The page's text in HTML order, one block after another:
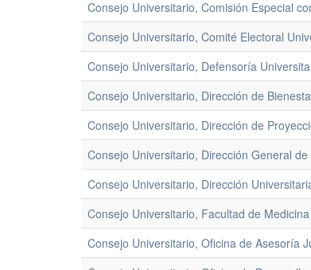
Consejo Universitario, Comisión Especial
Consejo Universitario, Comité Electoral
Consejo Universitario, Defensoría
Consejo Universitario, Dirección de
Consejo Universitario, Dirección de
Consejo Universitario, Dirección General
Consejo Universitario, Dirección
Consejo Universitario, Facultad de Medicina
Consejo Universitario, Oficina de Asesoría